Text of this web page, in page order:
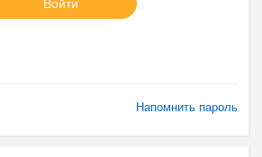
Войти
Напомнить пароль